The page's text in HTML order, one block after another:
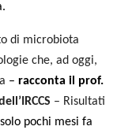
di microbiota
che, ad oggi,
– racconta il prof.
– Risultati
solo pochi mesi fa